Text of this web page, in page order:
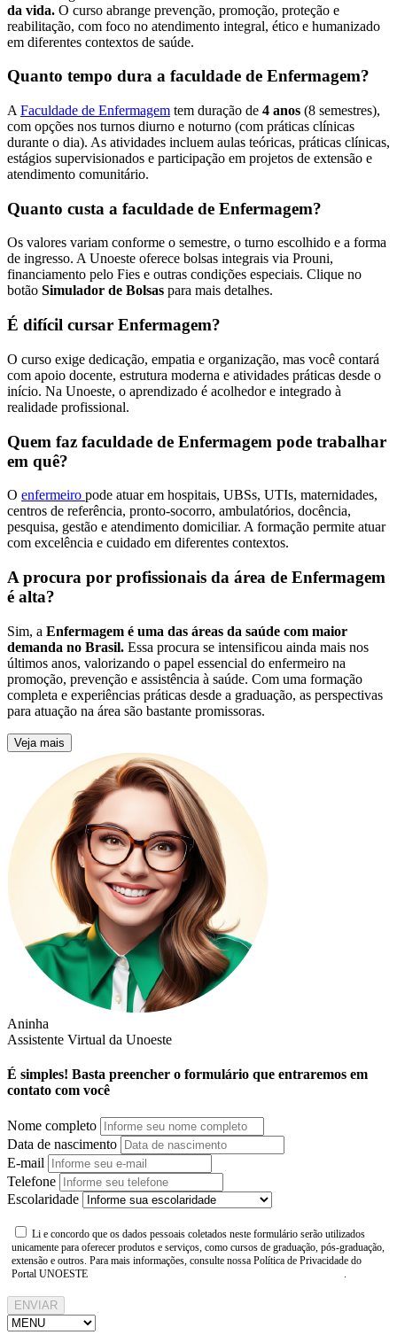
da vida. O curso abrange prevenção, promoção, proteção e
reabilitação, com foco no atendimento integral, ético e humanizado
em diferentes contextos de saúde.
Quanto tempo dura a faculdade de Enfermagem?
A Faculdade de Enfermagem tem duração de 4 anos (8 semestres),
com opções nos turnos diurno e noturno (com práticas clínicas
durante o dia). As atividades incluem aulas teóricas, práticas clínicas,
estágios supervisionados e participação em projetos de extensão e
atendimento comunitário.
Quanto custa a faculdade de Enfermagem?
Os valores variam conforme o semestre, o turno escolhido e a forma
de ingresso. A Unoeste oferece bolsas integrais via Prouni,
financiamento pelo Fies e outras condições especiais. Clique no
botão Simulador de Bolsas para mais detalhes.
É difícil cursar Enfermagem?
O curso exige dedicação, empatia e organização, mas você contará
com apoio docente, estrutura moderna e atividades práticas desde o
início. Na Unoeste, o aprendizado é acolhedor e integrado à
realidade profissional.
Quem faz faculdade de Enfermagem pode trabalhar
em quê?
O enfermeiro pode atuar em hospitais, UBSs, UTIs, maternidades,
centros de referência, pronto-socorro, ambulatórios, docência,
pesquisa, gestão e atendimento domiciliar. A formação permite atuar
com excelência e cuidado em diferentes contextos.
A procura por profissionais da área de Enfermagem
é alta?
Sim, a Enfermagem é uma das áreas da saúde com maior
demanda no Brasil. Essa procura se intensificou ainda mais nos
últimos anos, valorizando o papel essencial do enfermeiro na
promoção, prevenção e assistência à saúde. Com uma formação
completa e experiências práticas desde a graduação, as perspectivas
para atuação na área são bastante promissoras.
Veja mais
Aninha
Assistente Virtual da Unoeste
É simples! Basta preencher o formulário que entraremos em
contato com você
Nome completo
Data de nascimento
E-mail
Telefone
Escolaridade
Li e concordo que os dados pessoais coletados neste formulário serão utilizados
unicamente para oferecer produtos e serviços, como cursos de graduação, pós-graduação,
extensão e outros. Para mais informações, consulte nossa Política de Privacidade do
Portal UNOESTE
.
ENVIAR